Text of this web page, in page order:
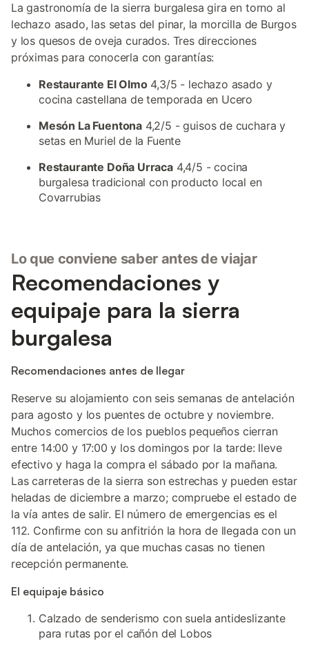
La gastronomía de la sierra burgalesa gira en torno al
lechazo asado, las setas del pinar, la morcilla de Burgos
y los quesos de oveja curados. Tres direcciones
próximas para conocerla con garantías:
Restaurante El Olmo4,3/5 - lechazo asado y
cocina castellana de temporada en Ucero
Mesón La Fuentona 4,2/5 - guisos de cuchara y
setas en Muriel de la Fuente
Restaurante Doña Urraca4,4/5 - cocina
burgalesa tradicional con producto local en
Covarrubias
Lo que conviene saber antes de viajar
Recomendaciones y
equipaje para la sierra
burgalesa
Recomendaciones antes de llegar
Reserve su alojamiento con seis semanas de antelación
para agosto y los puentes de octubre y noviembre.
Muchos comercios de los pueblos pequeños cierran
entre 14:00 y 17:00 y los domingos por la tarde: lleve
efectivo y haga la compra el sábado por la mañana.
Las carreteras de la sierra son estrechas y pueden estar
heladas de diciembre a marzo; compruebe el estado de
la vía antes de salir. El número de emergencias es el
112. Confirme con su anfitrión la hora de llegada con un
día de antelación, ya que muchas casas no tienen
recepción permanente.
El equipaje básico
Calzado de senderismo con suela antideslizante
para rutas por el cañón del Lobos